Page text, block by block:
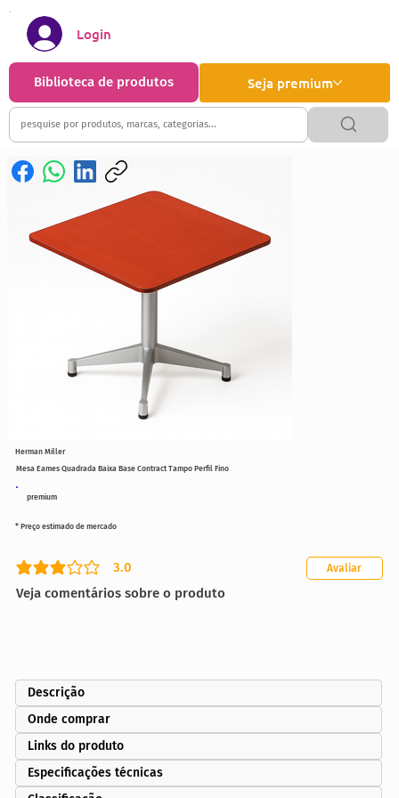
Seja premium
Biblioteca de produtos
Login
premium
Mesa Eames Quadrada Baixa Base Contract Tampo Perfil Fino
3.0
classificação média é 3 de 5
Veja comentários sobre o produto
Avaliar
* Preço estimado de mercado
Herman Miller
Descrição
Onde comprar
Links do produto
Especificações técnicas